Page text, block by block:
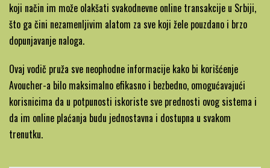
koji način im može olakšati svakodnevne online transakcije u Srbiji,
što ga čini nezamenljivim alatom za sve koji žele pouzdano i brzo
dopunjavanje naloga.
Ovaj vodič pruža sve neophodne informacije kako bi korišćenje
Avoucher-a bilo maksimalno efikasno i bezbedno, omogućavajući
korisnicima da u potpunosti iskoriste sve prednosti ovog sistema i
da im online plaćanja budu jednostavna i dostupna u svakom
trenutku.